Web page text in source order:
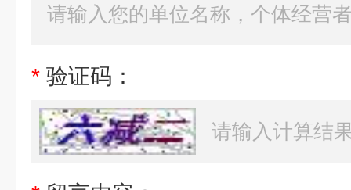
* 验证码：